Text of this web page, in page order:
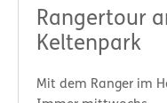
Rangertour
Keltenpark
Mit dem Ranger im